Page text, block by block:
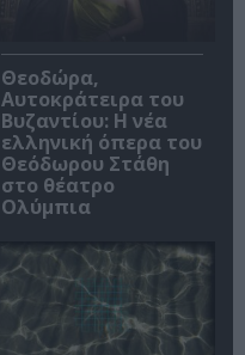
Θεοδώρα,
Αυτοκράτειρα του
Βυζαντίου: Η νέα
ελληνική όπερα του
Θεόδωρου Στάθη
στο θέατρο
Ολύμπια